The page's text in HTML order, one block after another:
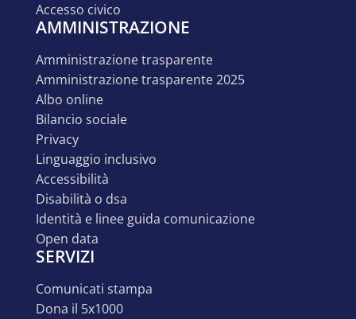
accesso civico
AMMINISTRAZIONE
amministrazione trasparente
amministrazione trasparente 2025
albo online
bilancio sociale
privacy
linguaggio inclusivo
accessibilità
disabilità o dsa
identità e linee guida comunicazione
open data
SERVIZI
comunicati stampa
dona il 5x1000